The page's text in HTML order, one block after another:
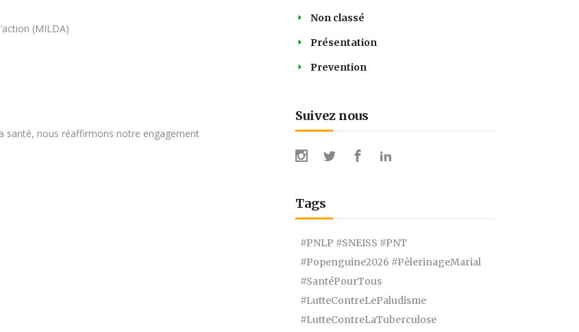
(MILDA)
santé, nous réaffirmons notre engagement
Non classé
Présentation
Prevention
Suivez nous
Tags
#PNLP #SNEISS #PNT
#Popenguine2026 #PèlerinageMarial
#SantéPourTous
#LutteContreLePaludisme
#LutteContreLaTuberculose